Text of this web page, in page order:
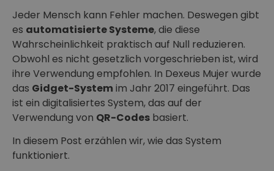
Jeder Mensch kann Fehler machen. Deswegen gibt
es automatisierte Systeme, die diese
Wahrscheinlichkeit praktisch auf Null reduzieren.
Obwohl es nicht gesetzlich vorgeschrieben ist, wird
ihre Verwendung empfohlen. In Dexeus Mujer wurde
das Gidget-System im Jahr 2017 eingeführt. Das
ist ein digitalisiertes System, das auf der
Verwendung von QR-Codes basiert.
In diesem Post erzählen wir, wie das System
funktioniert.